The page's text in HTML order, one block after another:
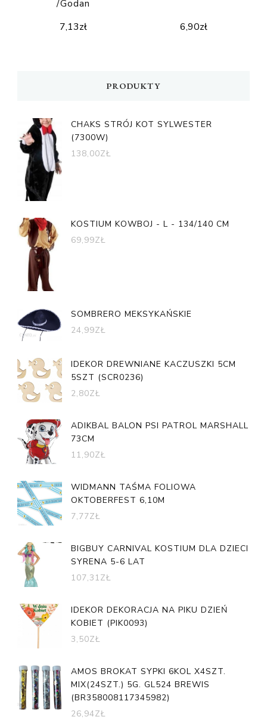
/Godan
7,13zł 6,90zł
PRODUKTY
CHAKS STRÓJ KOT SYLWESTER
(7300W)
138,00ZŁ
KOSTIUM KOWBOJ - L - 134/140 CM
69,99ZŁ
SOMBRERO MEKSYKAŃSKIE
24,99ZŁ
IDEKOR DREWNIANE KACZUSZKI 5CM
5SZT (SCR0236)
2,80ZŁ
ADIKBAL BALON PSI PATROL MARSHALL
73CM
11,90ZŁ
WIDMANN TAŚMA FOLIOWA
OKTOBERFEST 6,10M
7,77ZŁ
BIGBUY CARNIVAL KOSTIUM DLA DZIECI
SYRENA 5-6 LAT
107,31ZŁ
IDEKOR DEKORACJA NA PIKU DZIEŃ
KOBIET (PIK0093)
3,50ZŁ
AMOS BROKAT SYPKI 6KOL X4SZT.
MIX(24SZT.) 5G. GL524 BREWIS
(BR358008117345982)
26,94ZŁ